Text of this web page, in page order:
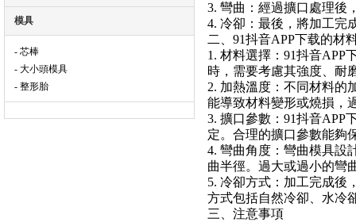
模具
- 芯棒
- 大小頭模具
- 整形胎
3. 彎曲：經過擴口處理後
4. 冷卻：最後，將加工完
二、91抖音APP下载的材
1. 材料選擇：91抖音APP
時，需要考慮其強度、耐
2. 加熱溫度：不同材料的
能導致材料變形或燒損，
3. 擴口參數：91抖音APP
定。合理的擴口參數能夠
4. 彎曲角度：彎曲模具設
曲半徑。過大或過小的彎
5. 冷卻方式：加工完成後
方式包括自然冷卻、水冷
三、注意事項